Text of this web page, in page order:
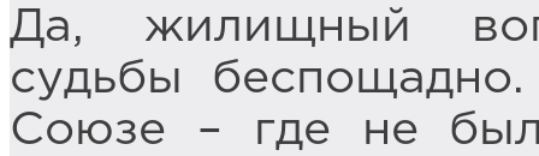
Да, жилищный
судьбы
Союзе – где не